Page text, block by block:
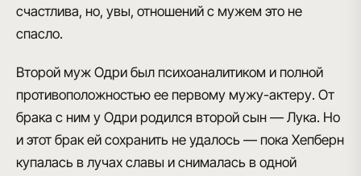
счастлива, но, увы, отношений с мужем это не
спасло.
Второй муж Одри был психоаналитиком и полной
противоположностью ее первому мужу-актеру. От
брака с ним у Одри родился второй сын — Лука. Но
и этот брак ей сохранить не удалось — пока Хепберн
купалась в лучах славы и снималась в одной